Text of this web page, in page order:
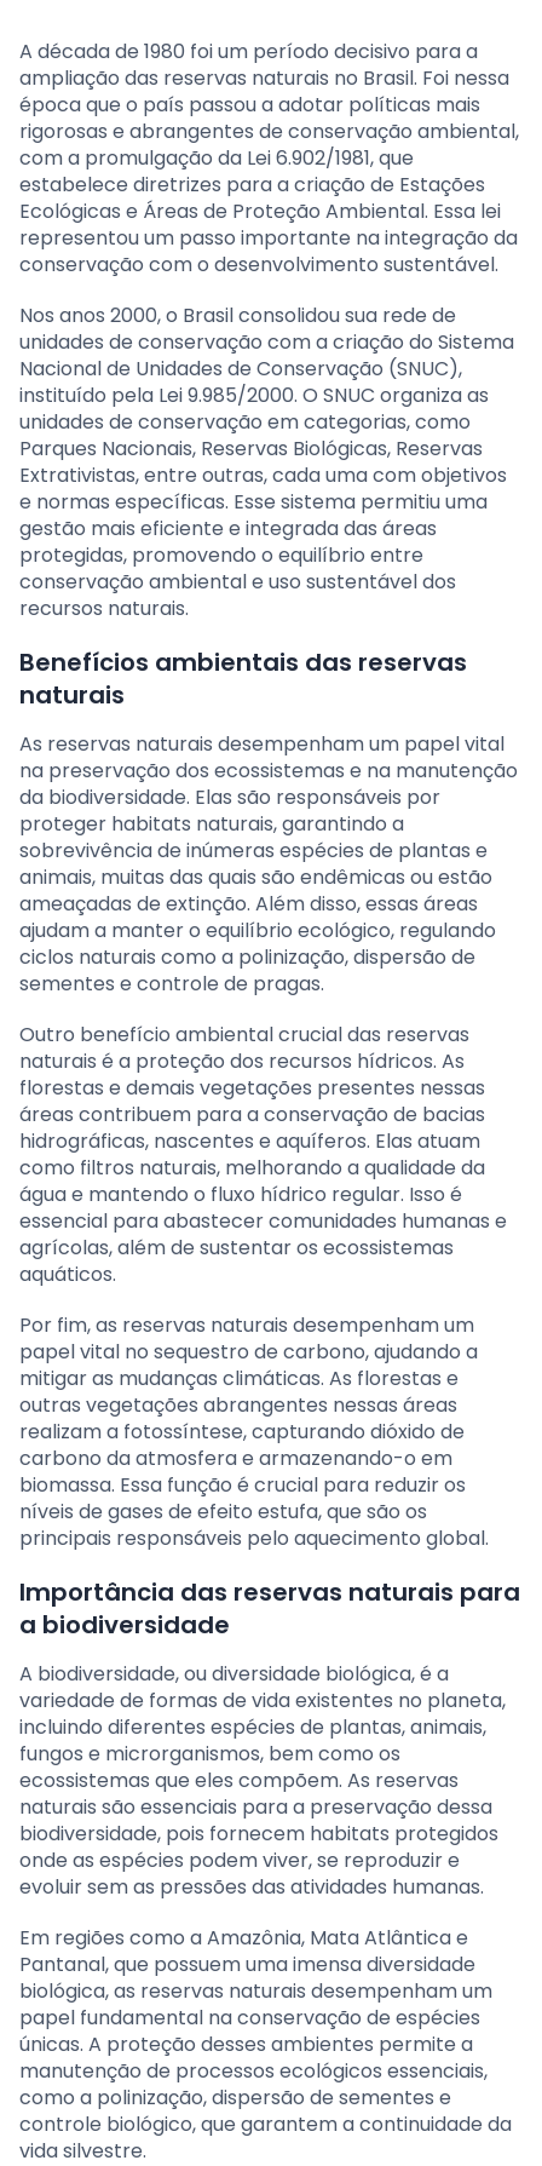
A década de 1980 foi um período decisivo para a
ampliação das reservas naturais no Brasil. Foi nessa
época que o país passou a adotar políticas mais
rigorosas e abrangentes de conservação ambiental,
com a promulgação da Lei 6.902/1981, que
estabelece diretrizes para a criação de Estações
Ecológicas e Áreas de Proteção Ambiental. Essa lei
representou um passo importante na integração da
conservação com o desenvolvimento sustentável.
Nos anos 2000, o Brasil consolidou sua rede de
unidades de conservação com a criação do Sistema
Nacional de Unidades de Conservação (SNUC),
instituído pela Lei 9.985/2000. O SNUC organiza as
unidades de conservação em categorias, como
Parques Nacionais, Reservas Biológicas, Reservas
Extrativistas, entre outras, cada uma com objetivos
e normas específicas. Esse sistema permitiu uma
gestão mais eficiente e integrada das áreas
protegidas, promovendo o equilíbrio entre
conservação ambiental e uso sustentável dos
recursos naturais.
Benefícios ambientais das reservas
naturais
As reservas naturais desempenham um papel vital
na preservação dos ecossistemas e na manutenção
da biodiversidade. Elas são responsáveis por
proteger habitats naturais, garantindo a
sobrevivência de inúmeras espécies de plantas e
animais, muitas das quais são endêmicas ou estão
ameaçadas de extinção. Além disso, essas áreas
ajudam a manter o equilíbrio ecológico, regulando
ciclos naturais como a polinização, dispersão de
sementes e controle de pragas.
Outro benefício ambiental crucial das reservas
naturais é a proteção dos recursos hídricos. As
florestas e demais vegetações presentes nessas
áreas contribuem para a conservação de bacias
hidrográficas, nascentes e aquíferos. Elas atuam
como filtros naturais, melhorando a qualidade da
água e mantendo o fluxo hídrico regular. Isso é
essencial para abastecer comunidades humanas e
agrícolas, além de sustentar os ecossistemas
aquáticos.
Por fim, as reservas naturais desempenham um
papel vital no sequestro de carbono, ajudando a
mitigar as mudanças climáticas. As florestas e
outras vegetações abrangentes nessas áreas
realizam a fotossíntese, capturando dióxido de
carbono da atmosfera e armazenando-o em
biomassa. Essa função é crucial para reduzir os
níveis de gases de efeito estufa, que são os
principais responsáveis pelo aquecimento global.
Importância das reservas naturais para
a biodiversidade
A biodiversidade, ou diversidade biológica, é a
variedade de formas de vida existentes no planeta,
incluindo diferentes espécies de plantas, animais,
fungos e microrganismos, bem como os
ecossistemas que eles compõem. As reservas
naturais são essenciais para a preservação dessa
biodiversidade, pois fornecem habitats protegidos
onde as espécies podem viver, se reproduzir e
evoluir sem as pressões das atividades humanas.
Em regiões como a Amazônia, Mata Atlântica e
Pantanal, que possuem uma imensa diversidade
biológica, as reservas naturais desempenham um
papel fundamental na conservação de espécies
únicas. A proteção desses ambientes permite a
manutenção de processos ecológicos essenciais,
como a polinização, dispersão de sementes e
controle biológico, que garantem a continuidade da
vida silvestre.